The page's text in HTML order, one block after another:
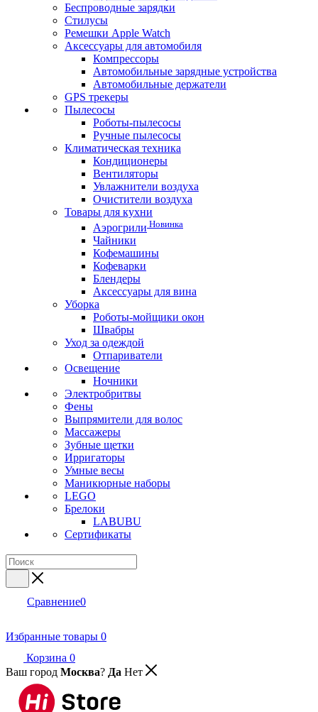
Беспроводные зарядки
Стилусы
Ремешки Apple Watch
Аксессуары для автомобиля
Компрессоры
Автомобильные зарядные устройства
Автомобильные держатели
GPS трекеры
Пылесосы
Роботы-пылесосы
Ручные пылесосы
Климатическая техника
Кондиционеры
Вентиляторы
Увлажнители воздуха
Очистители воздуха
Товары для кухни
Аэрогрили Новинка
Чайники
Кофемашины
Кофеварки
Блендеры
Аксессуары для вина
Уборка
Роботы-мойщики окон
Швабры
Уход за одеждой
Отпариватели
Освещение
Ночники
Электробритвы
Фены
Выпрямители для волос
Массажеры
Зубные щетки
Ирригаторы
Умные весы
Маникюрные наборы
LEGO
Брелоки
LABUBU
Сертификаты
Сравнение0
Избранные товары 0
Корзина 0
Ваш город Москва? Да Нет